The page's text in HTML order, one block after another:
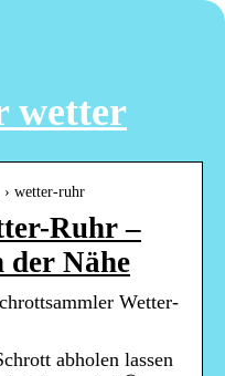
wetter
› wetter-ruhr
Ruhr –
der Nähe
Wetter-
abholen lassen